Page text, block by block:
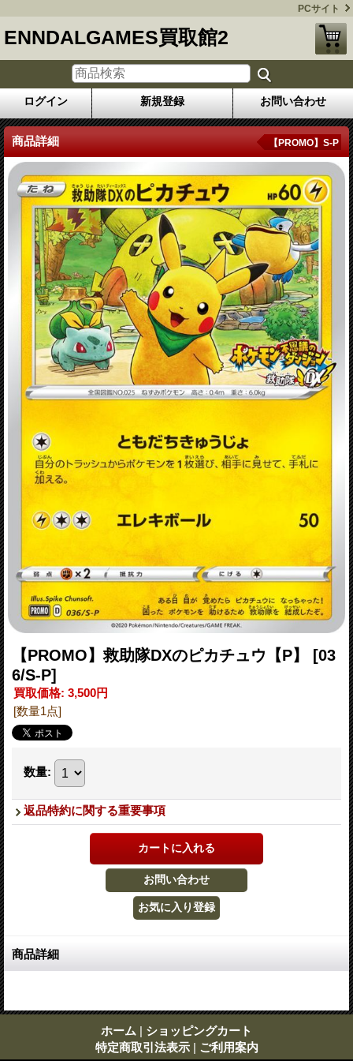
PCサイト
ENNDALGAMES買取館2
ログイン 新規登録 お問い合わせ
商品詳細 【PROMO】S-P
【PROMO】救助隊DXのピカチュウ【P】
[03
6/S-P]
買取価格: 3,500円
[数量1点]
数量:
返品特約に関する重要事項
商品詳細
ホーム | ショッピングカート
特定商取引法表示 | ご利用案内